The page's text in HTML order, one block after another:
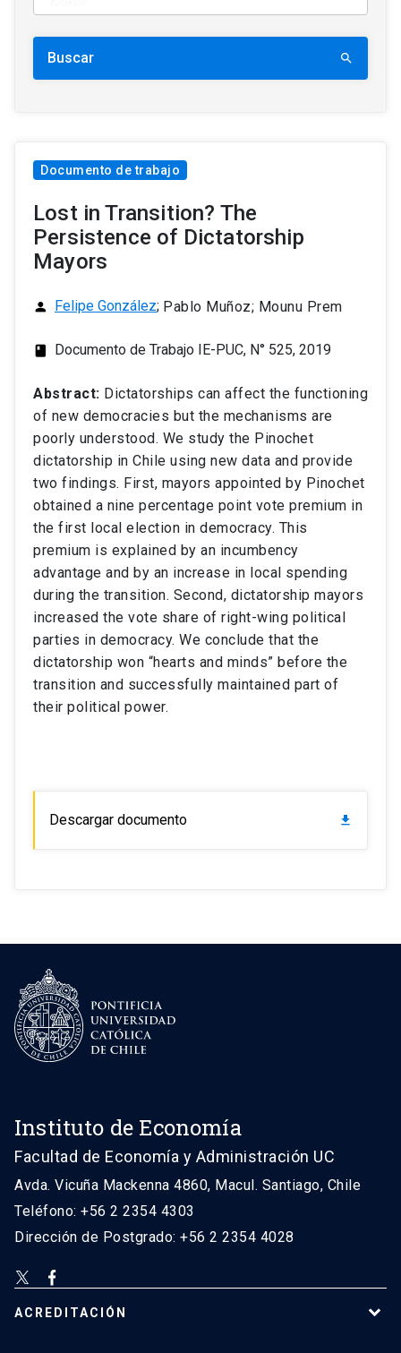
Buscar search
Documento de trabajo
Lost in Transition? The
Persistence of Dictatorship
Mayors
person Felipe González; Pablo Muñoz; Mounu Prem
class Documento de Trabajo IE-PUC, N° 525, 2019
Abstract: Dictatorships can affect the functioning
of new democracies but the mechanisms are
poorly understood. We study the Pinochet
dictatorship in Chile using new data and provide
two findings. First, mayors appointed by Pinochet
obtained a nine percentage point vote premium in
the first local election in democracy. This
premium is explained by an incumbency
advantage and by an increase in local spending
during the transition. Second, dictatorship mayors
increased the vote share of right-wing political
parties in democracy. We conclude that the
dictatorship won “hearts and minds” before the
transition and successfully maintained part of
their political power.
Descargar documento download
Instituto de Economía
Facultad de Economía y Administración UC
Avda. Vicuña Mackenna 4860, Macul. Santiago, Chile
Teléfono: +56 2 2354 4303
Dirección de Postgrado: +56 2 2354 4028
ACREDITACIÓN